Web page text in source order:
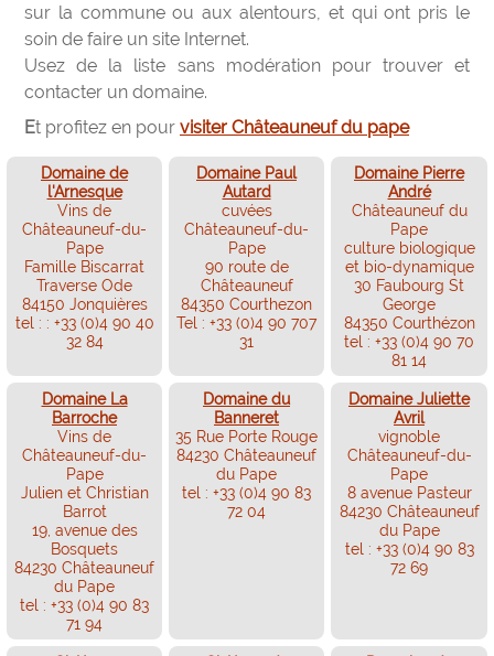
sur la commune ou aux alentours, et qui ont pris le
soin de faire un site Internet.
Usez de la liste sans modération pour trouver et
contacter un domaine.
Et profitez en pour visiter Châteauneuf du pape
Domaine de
l'Arnesque
Vins de
Châteauneuf-du-
Pape
Famille Biscarrat
Traverse Ode
84150 Jonquières
tel : : +33 (0)4 90 40
32 84
Domaine Paul
Autard
cuvées
Châteauneuf-du-
Pape
90 route de
Châteauneuf
84350 Courthezon
Tel : +33 (0)4 90 707
31
Domaine Pierre
André
Châteauneuf du
Pape
culture biologique
et bio-dynamique
30 Faubourg St
George
84350 Courthézon
tel : +33 (0)4 90 70
81 14
Domaine La
Barroche
Vins de
Châteauneuf-du-
Pape
Julien et Christian
Barrot
19, avenue des
Bosquets
84230 Châteauneuf
du Pape
tel : +33 (0)4 90 83
71 94
Domaine du
Banneret
35 Rue Porte Rouge
84230 Châteauneuf
du Pape
tel : +33 (0)4 90 83
72 04
Domaine Juliette
Avril
vignoble
Châteauneuf-du-
Pape
8 avenue Pasteur
84230 Châteauneuf
du Pape
tel : +33 (0)4 90 83
72 69